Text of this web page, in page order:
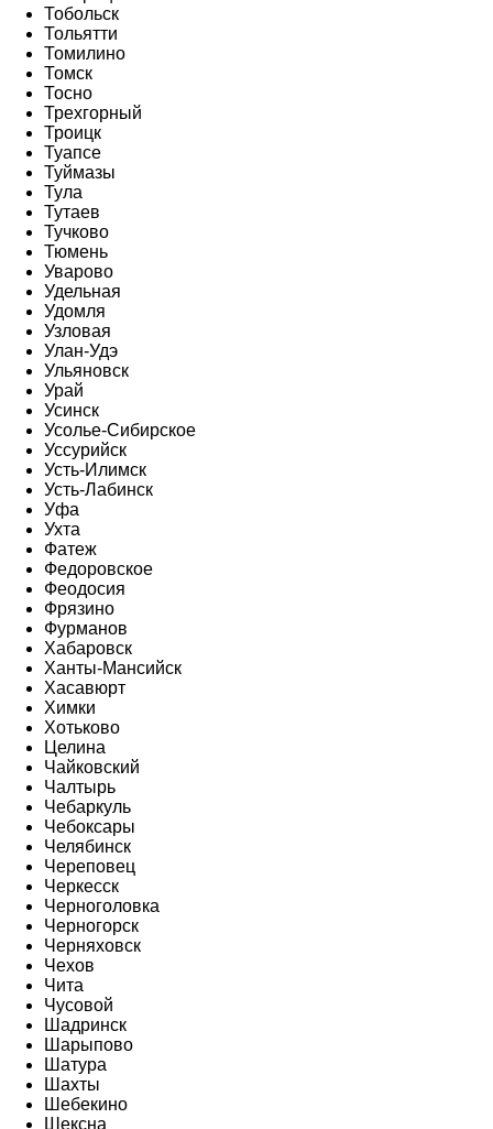
Тобольск
Тольятти
Томилино
Томск
Тосно
Трехгорный
Троицк
Туапсе
Туймазы
Тула
Тутаев
Тучково
Тюмень
Уварово
Удельная
Удомля
Узловая
Улан-Удэ
Ульяновск
Урай
Усинск
Усолье-Сибирское
Уссурийск
Усть-Илимск
Усть-Лабинск
Уфа
Ухта
Фатеж
Федоровское
Феодосия
Фрязино
Фурманов
Хабаровск
Ханты-Мансийск
Хасавюрт
Химки
Хотьково
Целина
Чайковский
Чалтырь
Чебаркуль
Чебоксары
Челябинск
Череповец
Черкесск
Черноголовка
Черногорск
Черняховск
Чехов
Чита
Чусовой
Шадринск
Шарыпово
Шатура
Шахты
Шебекино
Шексна